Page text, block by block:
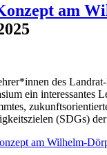
am
des
ein interessantes
(SDGs)
am Wilhelm-